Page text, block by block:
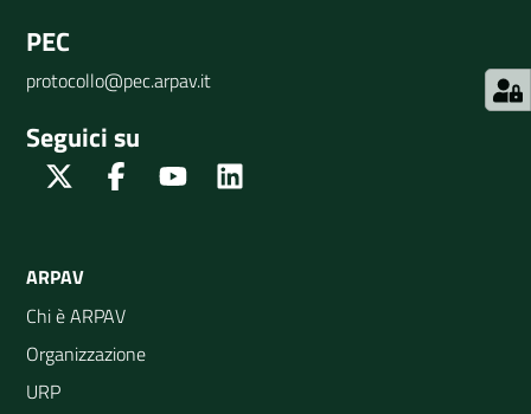
PEC
protocollo@pec.arpav.it
Seguici su
Twitter FacebookYoutube
ARPAV
Chi è ARPAV
Organizzazione
URP